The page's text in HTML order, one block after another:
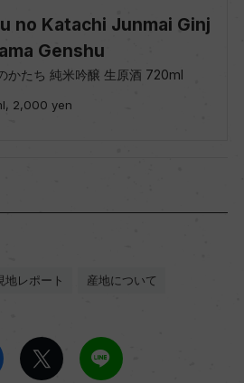
no Katachi Junmai Ginj
Genshu
かたち 純米吟醸 生原酒 720ml
2,000 yen
地レポート 産地について